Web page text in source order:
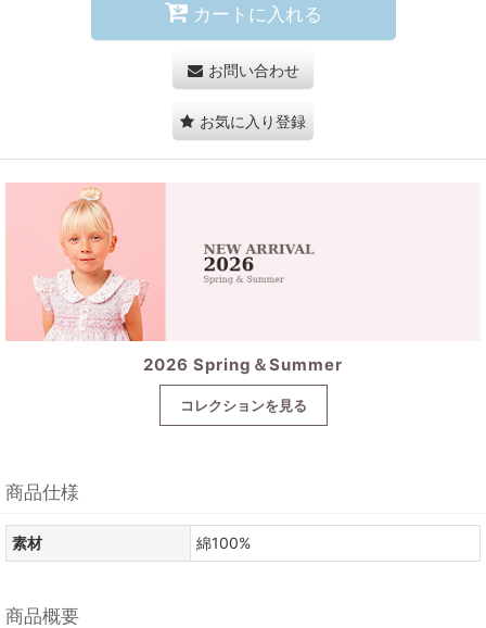
カートに入れる
お問い合わせ
お気に入り登録
2026 Spring＆Summer
コレクションを見る
商品仕様
素材 綿100%
商品概要